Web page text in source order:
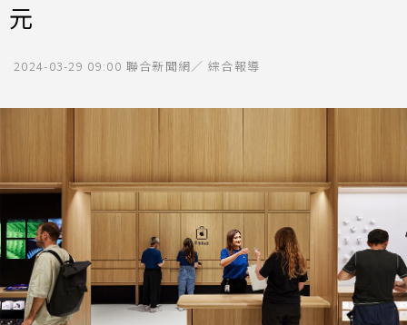
元
2024-03-29 09:00 聯合新聞網／ 綜合報導